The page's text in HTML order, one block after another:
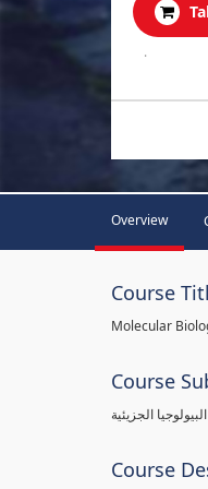
.
Overview
Course
Molecular
Course
الجزيئية
Course